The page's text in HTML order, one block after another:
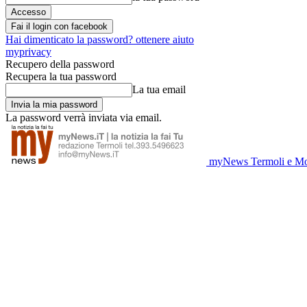
Fai il login con facebook
Hai dimenticato la password? ottenere aiuto
myprivacy
Recupero della password
Recupera la tua password
La tua email
La password verrà inviata via email.
myNews Termoli e